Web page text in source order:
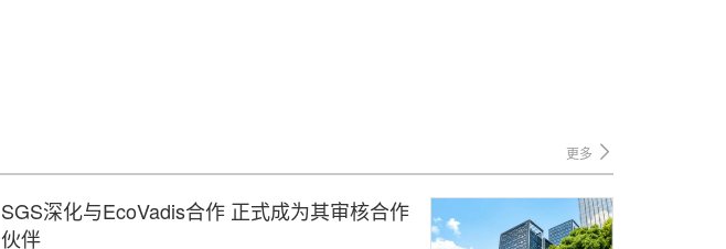
更多
SGS深化与EcoVadis合作 正式成为其审核合作
伙伴